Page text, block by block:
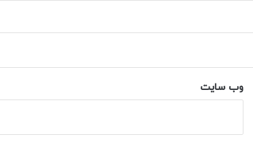
وب‌ سایت